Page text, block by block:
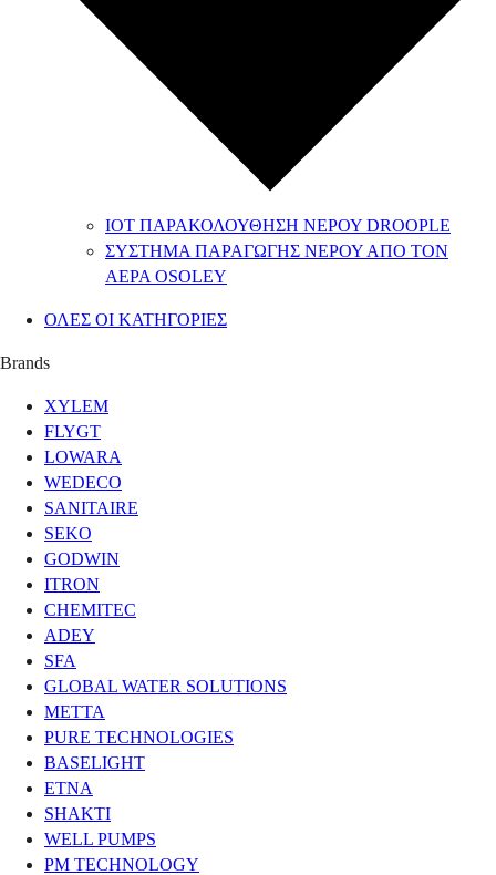
IOT ΠΑΡΑΚΟΛΟΥΘΗΣΗ ΝΕΡΟΥ DROOPLE
ΣΥΣΤΗΜΑ ΠΑΡΑΓΩΓΗΣ ΝΕΡΟΥ ΑΠΟ ΤΟΝ
ΑΕΡΑ OSOLEY
ΟΛΕΣ ΟΙ ΚΑΤΗΓΟΡΙΕΣ
Brands
XYLEM
FLYGT
LOWARA
WEDECO
SANITAIRE
SEKO
GODWIN
ITRON
CHEMITEC
ADEY
SFA
GLOBAL WATER SOLUTIONS
METTA
PURE TECHNOLOGIES
BASELIGHT
ETNA
SHAKTI
WELL PUMPS
PM TECHNOLOGY